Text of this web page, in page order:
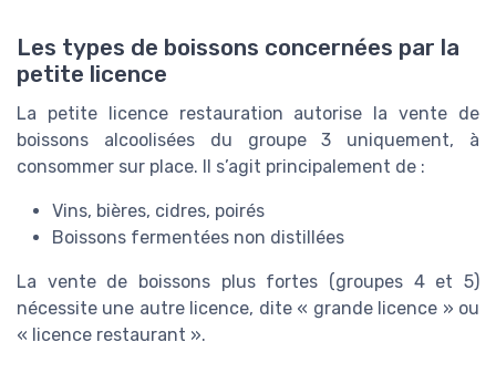
Les types de boissons concernées par la
petite licence
La petite licence restauration autorise la vente de
boissons alcoolisées du groupe 3 uniquement, à
consommer sur place. Il s’agit principalement de :
Vins, bières, cidres, poirés
Boissons fermentées non distillées
La vente de boissons plus fortes (groupes 4 et 5)
nécessite une autre licence, dite « grande licence » ou
« licence restaurant ».